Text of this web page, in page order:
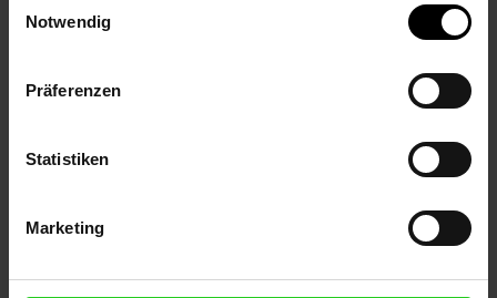
Notwendig
Präferenzen
Statistiken
Marketing
Original HP Tonerkartuschen, erstklassige Druckqualität, hohe
Zuverlässigkeit und einfache Handhabung.
EAN: 0889894680617